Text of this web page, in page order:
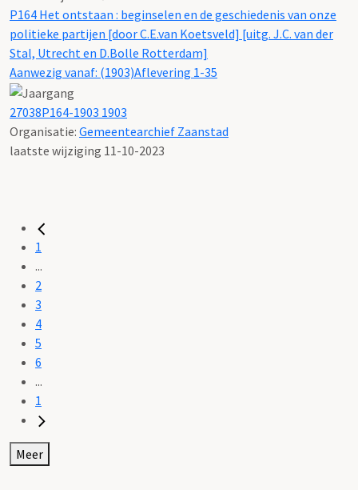
P164 Het ontstaan : beginselen en de geschiedenis van onze
politieke partijen [door C.E.van Koetsveld] [uitg. J.C. van der
Stal, Utrecht en D.Bolle Rotterdam]
Aanwezig vanaf: (1903)Aflevering 1-35
27038P164-1903 1903
Organisatie: Gemeentearchief Zaanstad
laatste wijziging 11-10-2023
1
...
2
3
4
5
6
...
1
Meer